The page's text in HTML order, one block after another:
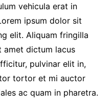
vehicula erat in
ipsum dolor sit
elit. Aliquam fringilla
amet dictum lacus
pulvinar elit in,
tortor et mi auctor
ac quam in pharetra.